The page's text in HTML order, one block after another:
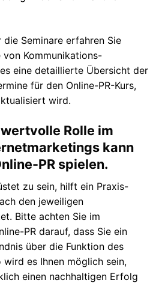
Seminare erfahren Sie
Kommunikations-
eine detaillierte Übersicht der
für den Online-PR-Kurs,
wird.
Rolle im
kann
PR spielen.
zu sein, hilft ein Praxis-
den jeweiligen
Bitte achten Sie im
PR darauf, dass Sie ein
über die Funktion des
wird es Ihnen möglich sein,
einen nachhaltigen Erfolg